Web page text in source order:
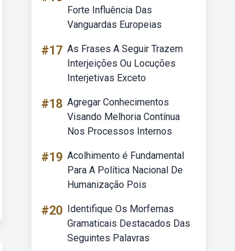
Forte Influência Das
Vanguardas Europeias
#17 As Frases A Seguir Trazem
Interjeições Ou Locuções
Interjetivas Exceto
#18 Agregar Conhecimentos
Visando Melhoria Contínua
Nos Processos Internos
#19 Acolhimento é Fundamental
Para A Política Nacional De
Humanização Pois
#20 Identifique Os Morfemas
Gramaticais Destacados Das
Seguintes Palavras